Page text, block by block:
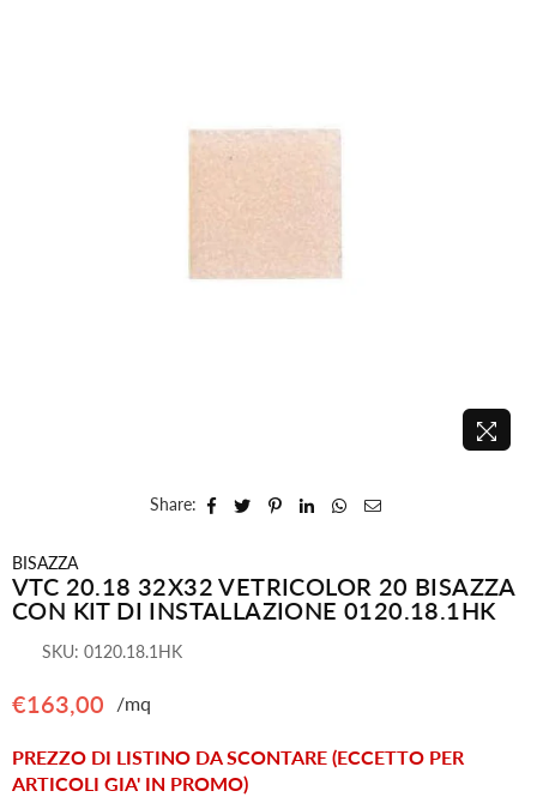
Share:
BISAZZA
VTC 20.18 32X32 VETRICOLOR 20 BISAZZA
CON KIT DI INSTALLAZIONE 0120.18.1HK
SKU: 0120.18.1HK
Regular
€163,00 /mq
PREZZO DI LISTINO DA SCONTARE (ECCETTO PER
ARTICOLI GIA' IN PROMO)